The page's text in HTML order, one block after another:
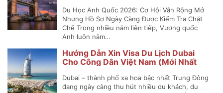
Du Học Anh Quốc 2026: Cơ Hội Vẫn Rộng Mở
Nhưng Hồ Sơ Ngày Càng Được Kiểm Tra Chặt
Chẽ Trong nhiều năm liên tiếp, Vương quốc
Anh luôn nằm…
Hướng Dẫn Xin Visa Du Lịch Dubai
Cho Công Dân Việt Nam (Mới Nhất
Dubai – thành phố xa hoa bậc nhất Trung Đông
đang ngày càng thu hút nhiều du khách, du